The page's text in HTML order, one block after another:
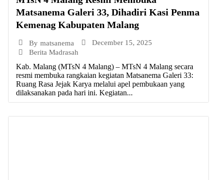
Matsanema Galeri 33, Dihadiri Kasi Penma
Kemenag Kabupaten Malang
By matsanema
December 15, 2025
Berita Madrasah
Kab. Malang (MTsN 4 Malang) – MTsN 4 Malang secara
resmi membuka rangkaian kegiatan Matsanema Galeri 33:
Ruang Rasa Jejak Karya melalui apel pembukaan yang
dilaksanakan pada hari ini. Kegiatan...